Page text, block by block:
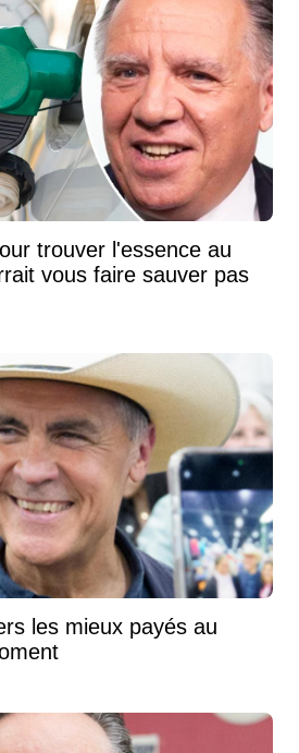
trouver l'essence au
vous faire sauver pas
les mieux payés au